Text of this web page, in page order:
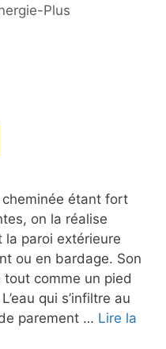
Plus
étant fort
on la réalise
la paroi extérieure
ou en bardage. Son
comme un pied
qui s’infiltre au
parement … Lire la